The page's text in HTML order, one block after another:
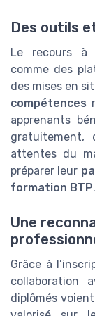
Des outils
Le recours à
comme des
des mises en
compétences
apprenants
gratuitement,
attentes du
préparer leur
formation BTP.
Une
Grâce à
collaboration
diplômés